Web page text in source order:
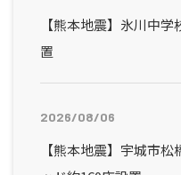
【熊本地震】氷川中
置
2026/08/06
【熊本地震】宇城市